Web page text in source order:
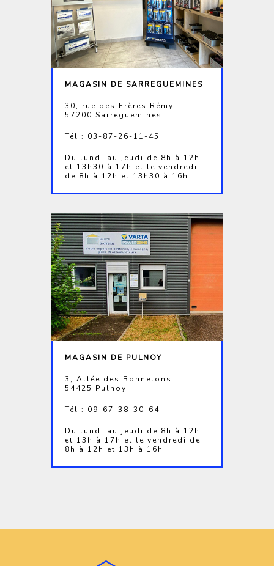
MAGASIN DE SARREGUEMINES
30, rue des Frères Rémy
57200 Sarreguemines
Tél : 03-87-26-11-45
Du lundi au jeudi de 8h à 12h
et 13h30 à 17h et le vendredi
de 8h à 12h et 13h30 à 16h
MAGASIN DE PULNOY
3, Allée des Bonnetons
54425 Pulnoy
Tél : 09-67-38-30-64
Du lundi au jeudi de 8h à 12h
et 13h à 17h et le vendredi de
8h à 12h et 13h à 16h